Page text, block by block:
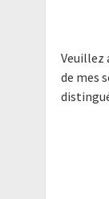
Veuillez
de mes